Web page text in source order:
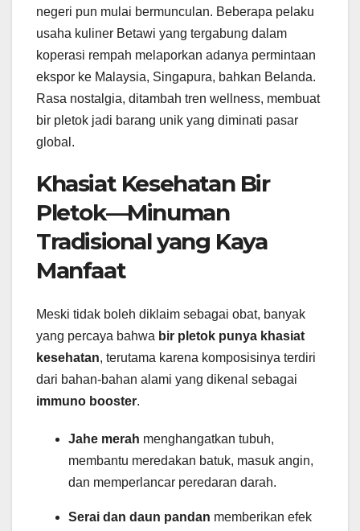
negeri pun mulai bermunculan. Beberapa pelaku
usaha kuliner Betawi yang tergabung dalam
koperasi rempah melaporkan adanya permintaan
ekspor ke Malaysia, Singapura, bahkan Belanda.
Rasa nostalgia, ditambah tren wellness, membuat
bir pletok jadi barang unik yang diminati pasar
global.
Khasiat Kesehatan Bir
Pletok—Minuman
Tradisional yang Kaya
Manfaat
Meski tidak boleh diklaim sebagai obat, banyak
yang percaya bahwa bir pletok punya khasiat
kesehatan, terutama karena komposisinya terdiri
dari bahan-bahan alami yang dikenal sebagai
immuno booster.
Jahe merah menghangatkan tubuh,
membantu meredakan batuk, masuk angin,
dan memperlancar peredaran darah.
Serai dan daun pandan memberikan efek